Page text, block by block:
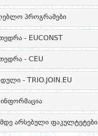
პროგრამები
- EUCONST
- CEU
- TRIO.JOIN.EU
არსებული ფაკულტეტები